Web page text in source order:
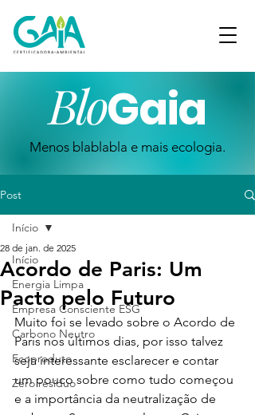
BloGaia
Menos blablabla e mais ecologia.
Post
Início
Energia Limpa
Empresa Consciente ESG
Carbono Neutro
Ecoproduto
Zero resíduo
Início
Acordo de Paris: Um
Pacto pelo Futuro
28 de jan. de 2025
Muito foi se levado sobre o Acordo de
Paris nos últimos dias, por isso talvez
seja interessante esclarecer e contar
um pouco sobre como tudo começou
e a importância da neutralização de